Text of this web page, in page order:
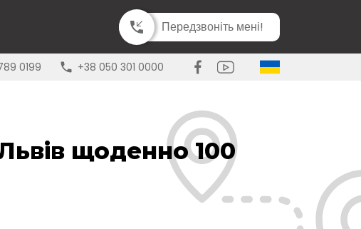
Передзвоніть мені!
0199 +38 050 301 0000
щоденно 100